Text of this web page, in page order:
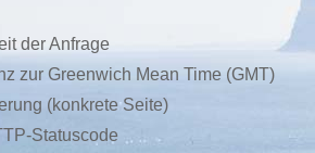
der Anfrage
zur Greenwich Mean Time (GMT)
(konkrete Seite)
Statuscode